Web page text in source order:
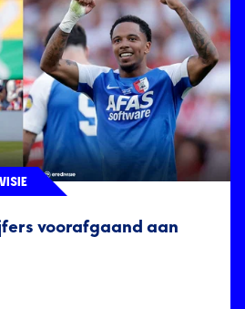
voorafgaand aan